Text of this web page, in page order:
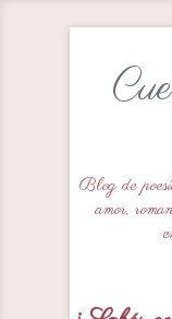
Blog de
amor,